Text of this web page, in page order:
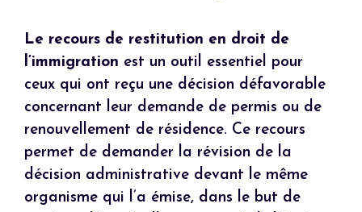
Le recours de restitution en droit de
l’immigration est un outil essentiel pour
ceux qui ont reçu une décision défavorable
concernant leur demande de permis ou de
renouvellement de résidence. Ce recours
permet de demander la révision de la
décision administrative devant le même
organisme qui l’a émise, dans le but de